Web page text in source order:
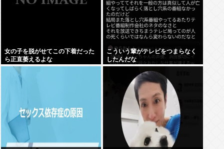
女の子を脱がせてこの下着だった
ら正直萎えるよな
こういう輩がテレビをつまらなく
したんだな